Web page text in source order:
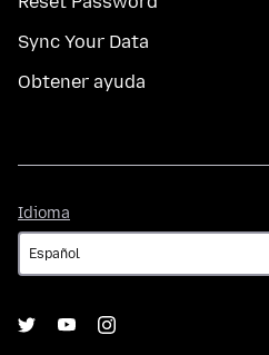
Sync Your Data
Obtener ayuda
Idioma